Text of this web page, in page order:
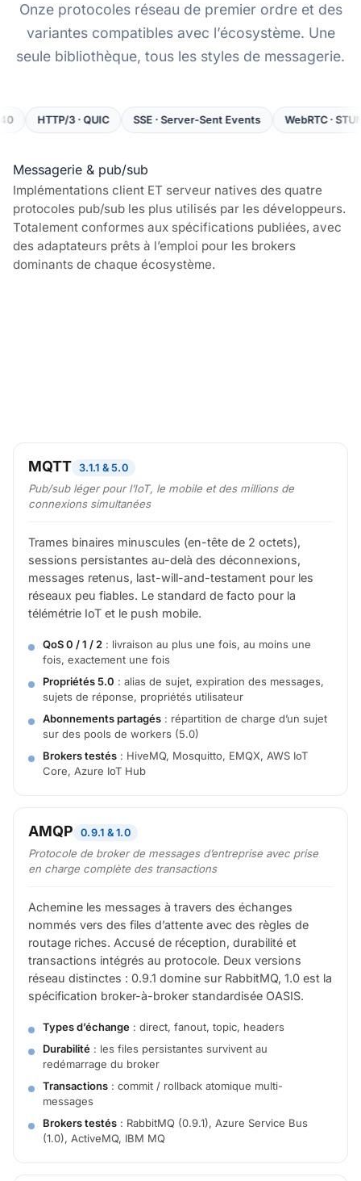
Onze protocoles réseau de premier ordre et des
variantes compatibles avec l’écosystème. Une
seule bibliothèque, tous les styles de messagerie.
3 · QUIC SSE · Server-Sent Events WebRTC · STUN / TURN /
Messagerie & pub/sub
Implémentations client ET serveur natives des quatre
protocoles pub/sub les plus utilisés par les développeurs.
Totalement conformes aux spécifications publiées, avec
des adaptateurs prêts à l’emploi pour les brokers
dominants de chaque écosystème.
MQTT 3.1.1 & 5.0
Pub/sub léger pour l’IoT, le mobile et des millions de
connexions simultanées
Trames binaires minuscules (en-tête de 2 octets),
sessions persistantes au-delà des déconnexions,
messages retenus, last-will-and-testament pour les
réseaux peu fiables. Le standard de facto pour la
télémétrie IoT et le push mobile.
QoS 0 / 1 / 2 : livraison au plus une fois, au moins une
fois, exactement une fois
Propriétés 5.0 : alias de sujet, expiration des messages,
sujets de réponse, propriétés utilisateur
Abonnements partagés : répartition de charge d’un sujet
sur des pools de workers (5.0)
Brokers testés : HiveMQ, Mosquitto, EMQX, AWS IoT
Core, Azure IoT Hub
AMQP 0.9.1 & 1.0
Protocole de broker de messages d’entreprise avec prise
en charge complète des transactions
Achemine les messages à travers des échanges
nommés vers des files d’attente avec des règles de
routage riches. Accusé de réception, durabilité et
transactions intégrés au protocole. Deux versions
réseau distinctes : 0.9.1 domine sur RabbitMQ, 1.0 est la
spécification broker-à-broker standardisée OASIS.
Types d’échange : direct, fanout, topic, headers
Durabilité : les files persistantes survivent au
redémarrage du broker
Transactions : commit / rollback atomique multi-
messages
Brokers testés : RabbitMQ (0.9.1), Azure Service Bus
(1.0), ActiveMQ, IBM MQ